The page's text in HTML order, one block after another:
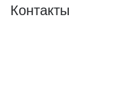
Контакты